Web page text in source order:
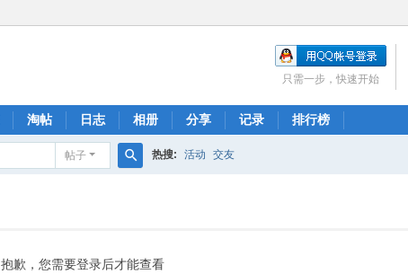
只需一步，快速开始
淘帖 日志 相册 分享 记录 排行榜
帖子 热搜: 活动 交友
抱歉，您需要登录后才能查看